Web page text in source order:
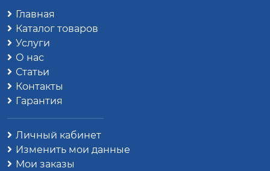
Главная
Каталог товаров
Услуги
О нас
Статьи
Контакты
Гарантия
Личный кабинет
Изменить мои данные
Мои заказы